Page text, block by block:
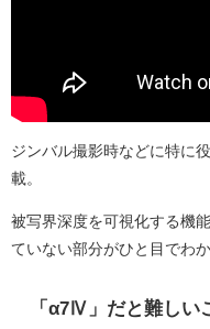
ジンバル撮影時などに特に
載。
被写界深度を可視化する機
ていない部分がひと目でわか
「α7Ⅳ」だと難しい